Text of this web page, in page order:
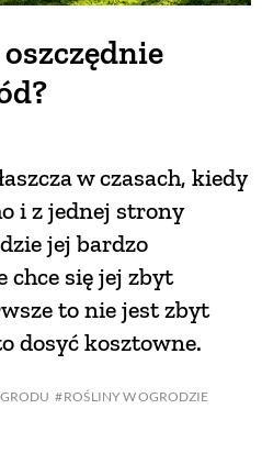
ROŚLINY W OGRODZIE
w czasach, kiedy
i z jednej strony
jej bardzo
chce się jej zbyt
to nie jest zbyt
dosyć kosztowne.
OGRODU